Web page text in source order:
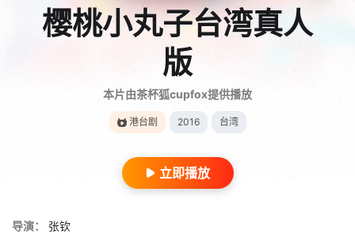
樱桃小丸子台湾真人
版
本片由茶杯狐cupfox提供播放
港台剧 2016 台湾
立即播放
导演：
张钦